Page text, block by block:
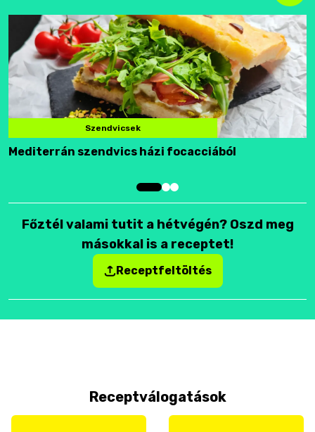
Szendvicsek
Mediterrán szendvics házi focacciából
Főztél valami tutit a hétvégén? Oszd meg
másokkal is a receptet!
Receptfeltöltés
Receptválogatások